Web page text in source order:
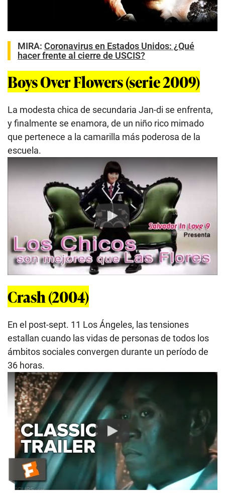
MIRA: Coronavirus en Estados Unidos: ¿Qué
hacer frente al cierre de USCIS?
Boys Over Flowers (serie 2009)
La modesta chica de secundaria Jan-di se enfrenta,
y finalmente se enamora, de un niño rico mimado
que pertenece a la camarilla más poderosa de la
escuela.
Play
Crash (2004)
En el post-sept. 11 Los Ángeles, las tensiones
estallan cuando las vidas de personas de todos los
ámbitos sociales convergen durante un período de
36 horas.
Play